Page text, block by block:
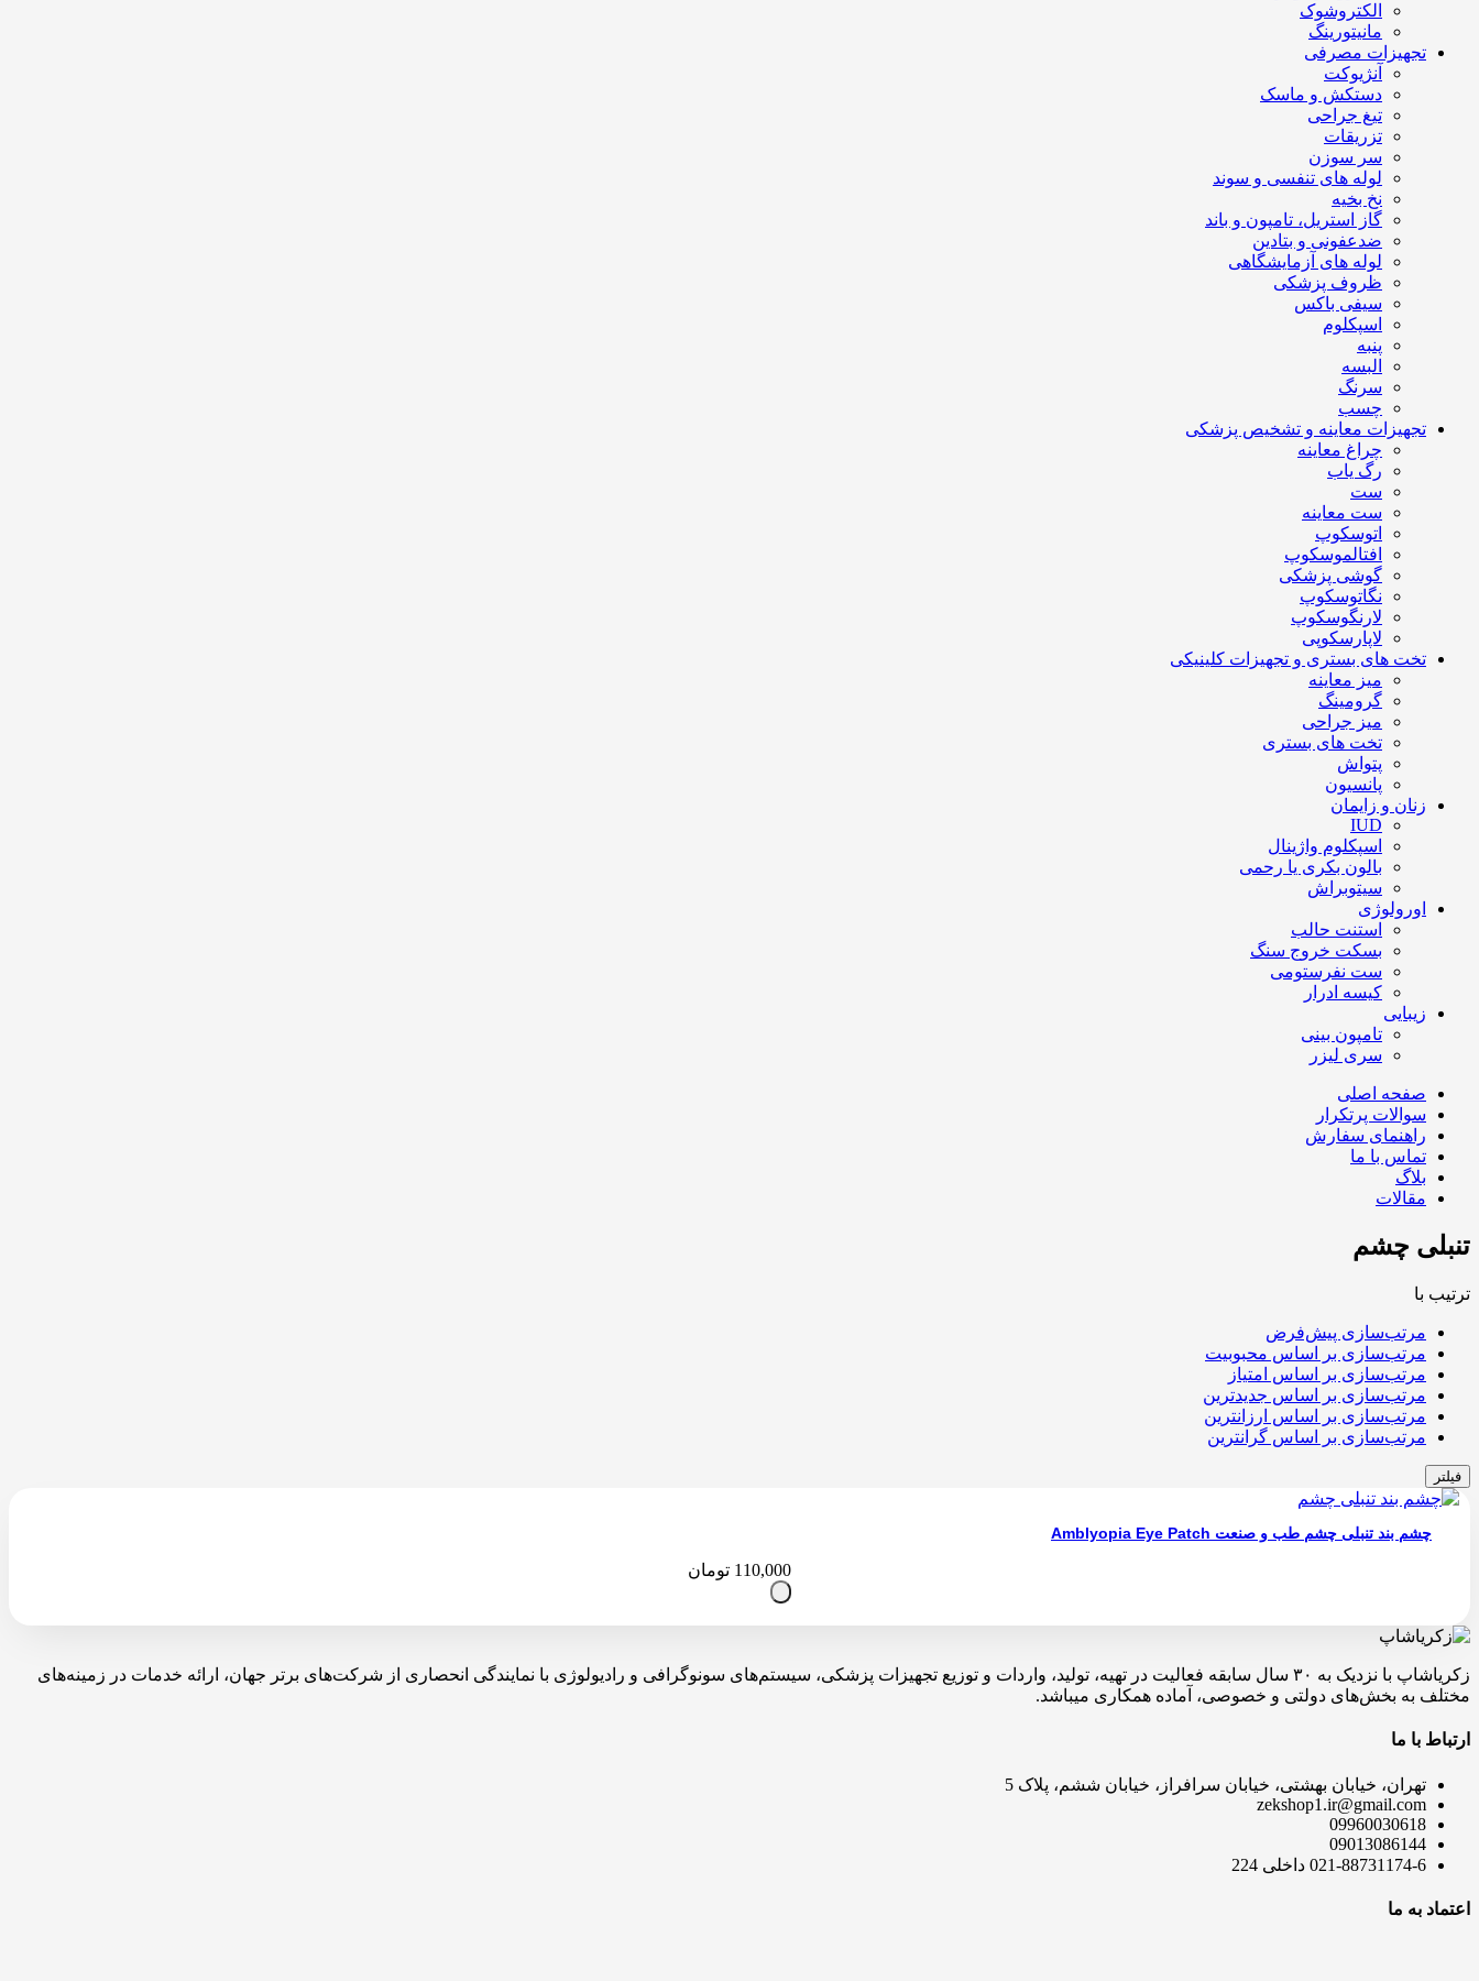
الکتروشوک
مانیتورینگ
تجهیزات مصرفی
آنژیوکت
دستکش و ماسک
تیغ جراحی
تزریقات
سر سوزن
لوله های تنفسی و سوند
نخ بخیه
گاز استریل، تامپون و باند
ضدعفونی و بتادین
لوله های آزمایشگاهی
ظروف پزشکی
سیفی باکس
اسپکلوم
پنبه
البسه
سرنگ
چسب
تجهیزات معاینه و تشخیص پزشکی
چراغ معاینه
رگ یاب
ست
ست معاینه
اتوسکوپ
افتالموسکوپ
گوشی پزشکی
نگاتوسکوپ
لارنگوسکوپ
لاپارسکوپی
تخت های بستری و تجهیزات کلینیکی
میز معاینه
گرومینگ
میز جراحی
تخت های بستری
پتواش
پانسیون
زنان و زایمان
IUD
اسپکلوم واژینال
بالون بکری یا رحمی
سیتوبراش
اورولوژی
استنت حالب
بسکت خروج سنگ
ست نفرستومی
کیسه ادرار
زیبایی
تامپون بینی
سری لیزر
صفحه اصلی
سوالات پرتکرار
راهنمای سفارش
تماس با ما
بلاگ
مقالات
تنبلی چشم
ترتیب با
مرتب‌سازی پیش‌فرض
مرتب‌سازی بر اساس محبوبیت
مرتب‌سازی بر اساس امتیاز
مرتب‌سازی بر اساس جدیدترین
مرتب‌سازی بر اساس ارزانترین
مرتب‌سازی بر اساس گرانترین
فیلتر
چشم بند تنبلی چشم طب و صنعت Amblyopia Eye Patch
110,000 تومان
زکریاشاپ با نزدیک به ۳۰ سال سابقه فعالیت در تهیه، تولید، واردات و توزیع تجهیزات پزشکی، سیستم‌های سونوگرافی و رادیولوژی با نمایندگی انحصاری از شرکت‌های برتر جهان، ارائه خدمات در زمینه‌های
مختلف به بخش‌های دولتی و خصوصی، آماده همکاری میباشد.
ارتباط با ما
تهران، خیابان بهشتی، خیابان سرافراز، خیابان ششم، پلاک 5
zekshop1.ir@gmail.com
09960030618
09013086144
021-88731174-6 داخلی 224
اعتماد به ما